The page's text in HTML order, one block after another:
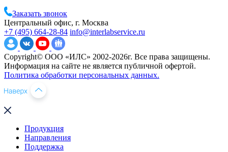
Заказать звонок
Центральный офис, г. Москва
+7 (495) 664-28-84 info@interlabservice.ru
Copyright© ООО «ИЛС» 2002-2026г. Все права защищены.
Информация на сайте не является публичной офертой.
Политика обработки персональных данных.
Продукция
Направления
Поддержка